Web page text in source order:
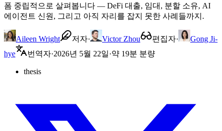
폼 중립적으로 살펴봅니다 — DeFi 대출, 임대, 분할 소유, AI
에이전트 신원, 그리고 아직 자리를 잡지 못한 사례들까지.
Aileen Wright 저자· Victor Zhou 편집자·
Gong Ji-
hye
번역자·2026년 5월 22일·약 19분 분량
thesis